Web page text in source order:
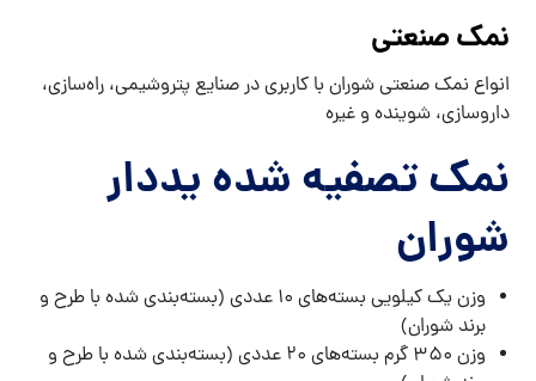
نمک صنعتی
انواع نمک صنعتی شوران با کاربری در صنایع پتروشیمی، راه‌سازی،
داروسازی، شوینده و غیره
نمک تصفیه شده یددار
شوران
وزن یک کیلویی بسته‌های ۱۰ عددی (بسته‌بندی شده با طرح و
برند شوران)
وزن ۳۵۰ گرم بسته‌های ۲۰ عددی (بسته‌بندی شده با طرح و